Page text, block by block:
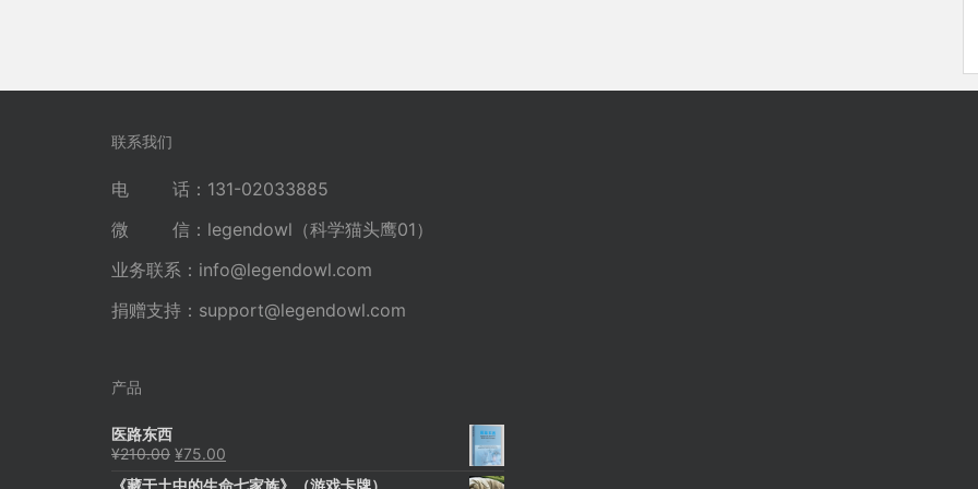
联系我们
电 话：131-02033885
微 信：legendowl（科学猫头鹰01）
业务联系： info@legendowl.com
捐赠支持： support@legendowl.com
产品
医路东西
¥210.00 原
¥75.00